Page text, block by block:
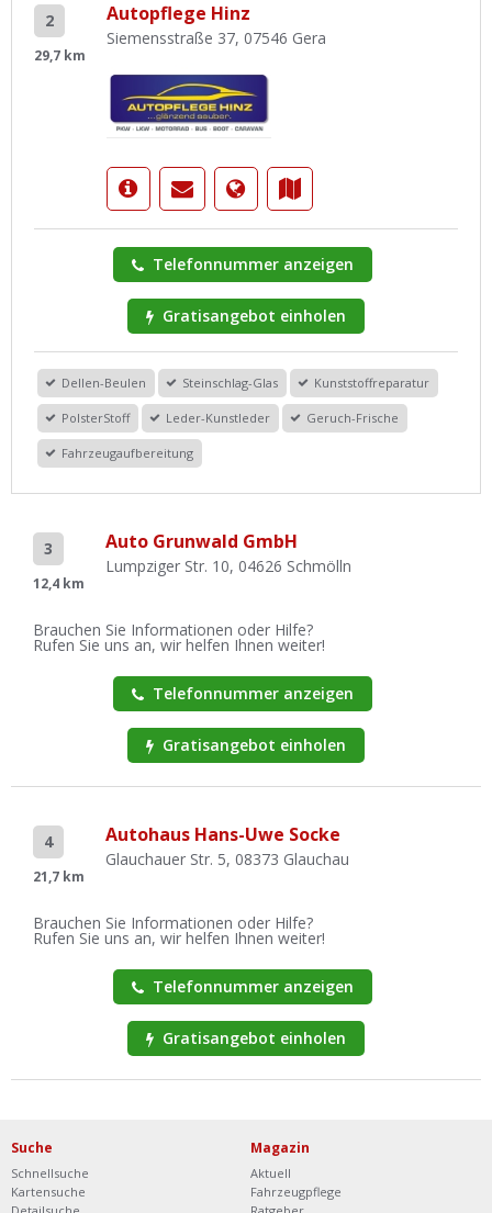
2
29,7 km
Autopflege Hinz
Siemensstraße 37, 07546 Gera
Telefonnummer anzeigen
Gratisangebot einholen
Dellen-Beulen Steinschlag-Glas Kunststoffreparatur
PolsterStoff Leder-Kunstleder Geruch-Frische
Fahrzeugaufbereitung
3
12,4 km
Auto Grunwald GmbH
Lumpziger Str. 10, 04626 Schmölln
Brauchen Sie Informationen oder Hilfe?
Rufen Sie uns an, wir helfen Ihnen weiter!
Telefonnummer anzeigen
Gratisangebot einholen
4
21,7 km
Autohaus Hans-Uwe Socke
Glauchauer Str. 5, 08373 Glauchau
Brauchen Sie Informationen oder Hilfe?
Rufen Sie uns an, wir helfen Ihnen weiter!
Telefonnummer anzeigen
Gratisangebot einholen
Suche
Schnellsuche
Kartensuche
Magazin
Aktuell
Fahrzeugpflege